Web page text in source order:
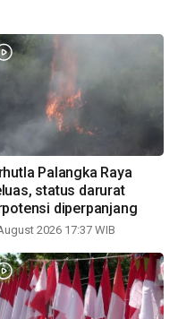
Palangka Raya
status darurat
diperpanjang
2026 17:37 WIB